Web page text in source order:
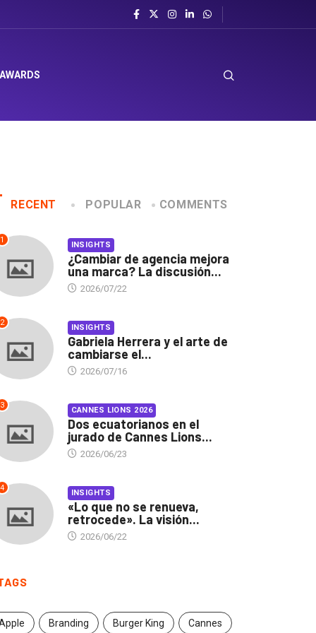
en Corporación Favorita
RECENT POPULAR COMMENTS
1 INSIGHTS
¿Cambiar de agencia mejora
una marca? La discusión...
2026/07/22
2 INSIGHTS
Gabriela Herrera y el arte de
cambiarse el...
2026/07/16
3 CANNES LIONS 2026
Dos ecuatorianos en el
jurado de Cannes Lions...
2026/06/23
4 INSIGHTS
«Lo que no se renueva,
retrocede». La visión...
2026/06/22
Branding Burger King Cannes